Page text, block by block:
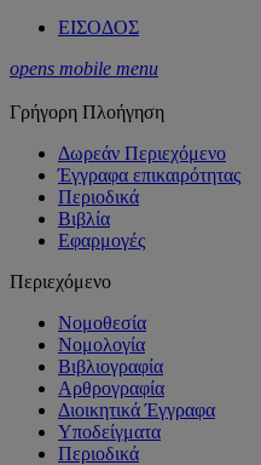
ΕΙΣΟΔΟΣ
opens mobile menu
Γρήγορη Πλοήγηση
Δωρεάν Περιεχόμενο
Έγγραφα επικαιρότητας
Περιοδικά
Βιβλία
Εφαρμογές
Περιεχόμενο
Νομοθεσία
Νομολογία
Βιβλιογραφία
Αρθρογραφία
Διοικητικά Έγγραφα
Υποδείγματα
Περιοδικά